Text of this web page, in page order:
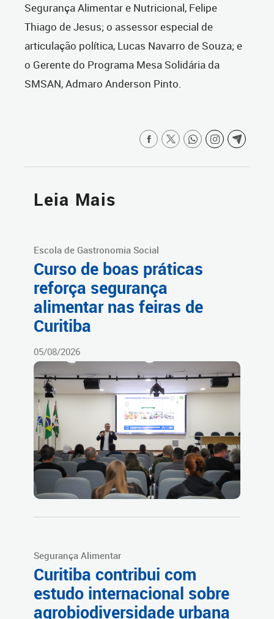
Segurança Alimentar e Nutricional, Felipe
Thiago de Jesus; o assessor especial de
articulação política, Lucas Navarro de Souza; e
o Gerente do Programa Mesa Solidária da
SMSAN, Admaro Anderson Pinto.
Leia Mais
Escola de Gastronomia Social
Curso de boas práticas
reforça segurança
alimentar nas feiras de
Curitiba
05/08/2026
Segurança Alimentar
Curitiba contribui com
estudo internacional sobre
agrobiodiversidade urbana